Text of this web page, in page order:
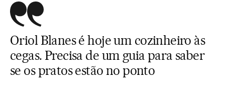
Oriol Blanes é hoje um cozinheiro às
cegas. Precisa de um guia para saber
se os pratos estão no ponto